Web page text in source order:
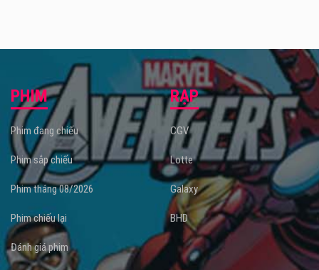
PHIM
Phim đang chiếu
Phim sắp chiếu
Phim tháng 08/2026
Phim chiếu lại
Đánh giá phim
RẠP
CGV
Lotte
Galaxy
BHD